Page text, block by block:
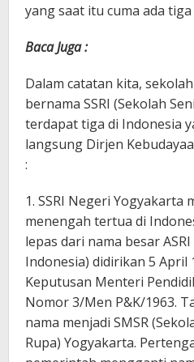
yang saat itu cuma ada
Baca Juga :
Dalam catatan kita,
bernama SSRI (Sekolah
terdapat tiga di Indonesia
langsung Dirjen
:
1. SSRI Negeri Yogyakarta
menengah tertua di
lepas dari nama besar
Indonesia) didirikan 5 April
Keputusan Menteri
Nomor 3/Men P&K/1963.
nama menjadi SMSR
Rupa) Yogyakarta.